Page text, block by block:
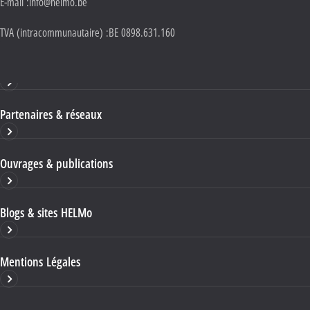
TVA (intracommunautaire) :BE 0898.631.160
Partenaires & réseaux
Ouvrages & publications
Blogs & sites HELMo
Mentions Légales